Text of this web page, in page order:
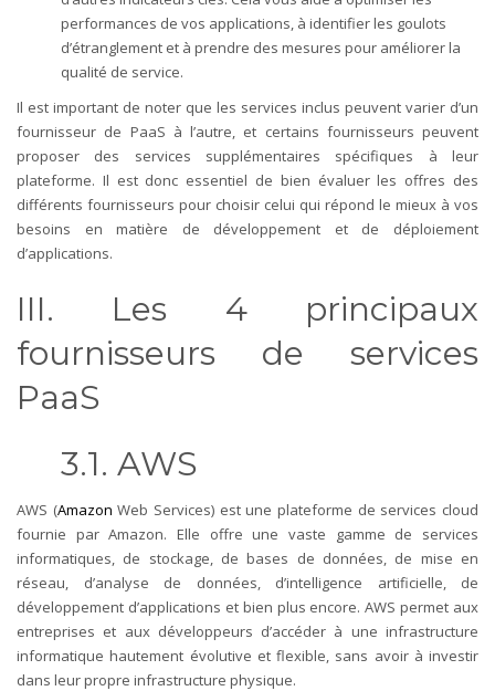
performances de vos applications, à identifier les goulots
d’étranglement et à prendre des mesures pour améliorer la
qualité de service.
Il est important de noter que les services inclus peuvent varier d’un
fournisseur de PaaS à l’autre, et certains fournisseurs peuvent
proposer des services supplémentaires spécifiques à leur
plateforme. Il est donc essentiel de bien évaluer les offres des
différents fournisseurs pour choisir celui qui répond le mieux à vos
besoins en matière de développement et de déploiement
d’applications.
III. Les 4 principaux
fournisseurs de services
PaaS
3.1. AWS
AWS (Amazon Web Services) est une plateforme de services cloud
fournie par Amazon. Elle offre une vaste gamme de services
informatiques, de stockage, de bases de données, de mise en
réseau, d’analyse de données, d’intelligence artificielle, de
développement d’applications et bien plus encore. AWS permet aux
entreprises et aux développeurs d’accéder à une infrastructure
informatique hautement évolutive et flexible, sans avoir à investir
dans leur propre infrastructure physique.